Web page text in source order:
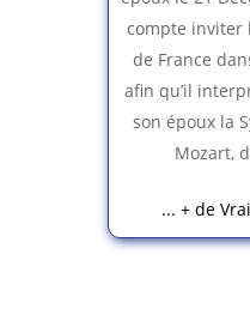
compte inviter
de France
afin qu’il
son époux la
Mozart,
... + de